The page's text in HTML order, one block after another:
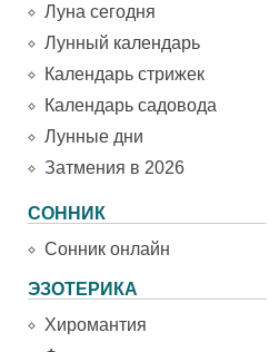
Луна сегодня
Лунный календарь
Календарь стрижек
Календарь садовода
Лунные дни
Затмения в 2026
СОННИК
Сонник онлайн
ЭЗОТЕРИКА
Хиромантия